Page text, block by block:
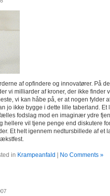
af opfindere og innovatører. På
vi milliarder af kroner, der ikke finder
vi kan håbe på, er at nogen fylder
jo ikke bygge i dette lille taberland. Et
fodslag mod en imaginær ydre
hellere vil tjene penge end diskutere
Et helt igennem nedtursbillede af et
in Krampeanfald | No Comments »